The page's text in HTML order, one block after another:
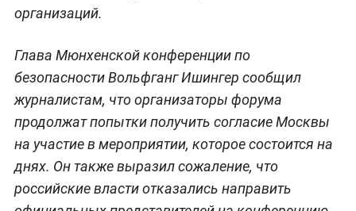
организаций.
Глава Мюнхенской конференции по
безопасности Вольфганг Ишингер сообщил
журналистам, что организаторы форума
продолжат попытки получить согласие Москвы
на участие в мероприятии, которое состоится на
днях. Он также выразил сожаление, что
российские власти отказались направить